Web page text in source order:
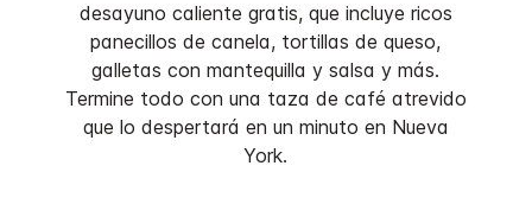
desayuno caliente gratis, que incluye ricos
panecillos de canela, tortillas de queso,
galletas con mantequilla y salsa y más.
Termine todo con una taza de café atrevido
que lo despertará en un minuto en Nueva
York.